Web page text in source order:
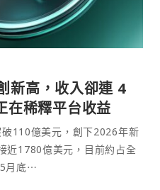
高，收入卻連 4
在稀釋平台收益
110億美元，創下2026年新
近1780億美元，目前約占全
5月底⋯